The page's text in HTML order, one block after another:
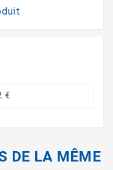
€
DE LA MÊME